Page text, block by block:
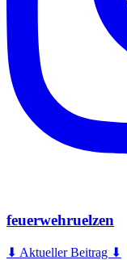
feuerwehruelzen
⬇ Aktueller Beitrag ⬇